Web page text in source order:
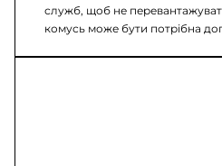
служб, щоб не
комусь може бути потрібна